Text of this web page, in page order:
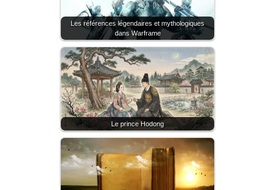
Les références légendaires et mythologiques
dans Warframe
Le prince Hodong